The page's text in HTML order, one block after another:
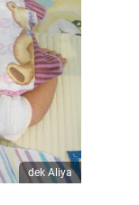
dek Aliya